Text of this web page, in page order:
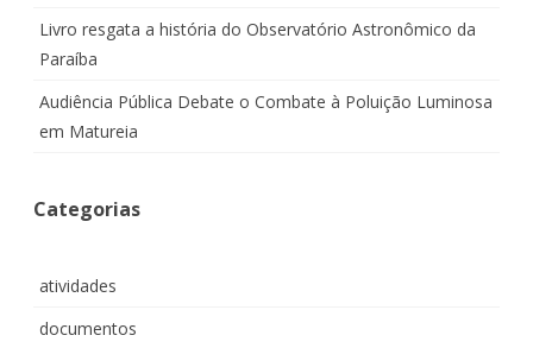
Livro resgata a história do Observatório Astronômico da
Paraíba
Audiência Pública Debate o Combate à Poluição Luminosa
em Matureia
Categorias
atividades
documentos